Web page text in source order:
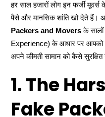
हर साल हजारों लोग इन फर्जी
पैसे और मानसिक शांति खो देते हैं।
Packers and Movers के
Experience) के आधार पर आपको
अपने कीमती सामान को कैसे
1. The
Fake